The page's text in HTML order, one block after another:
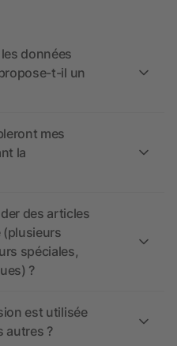
données
t-il un
mes
la
des articles
spéciales,
?
est utilisée
autres ?